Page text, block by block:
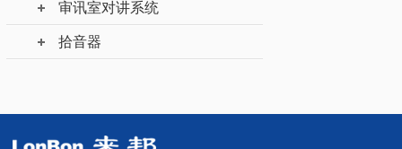
审讯室对讲系统
拾音器